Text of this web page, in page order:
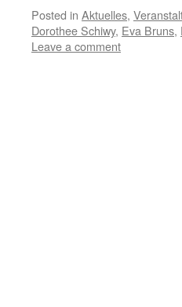
Posted in Aktuelles,
Dorothee Schiwy, Eva Bruns,
Leave a comment